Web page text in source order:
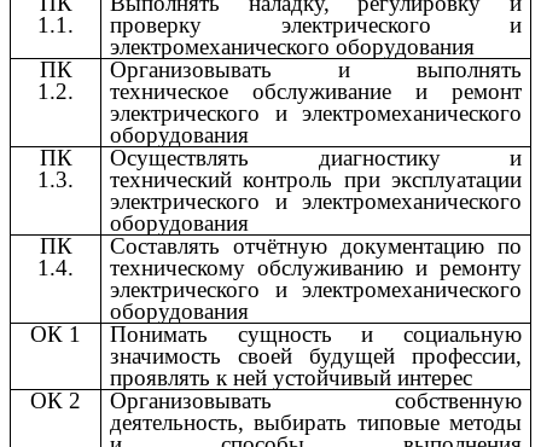
1.1.
проверку электрического и
электромеханического оборудования
ПК
1.2.
Организовывать и выполнять
техническое обслуживание и ремонт
электрического и электромеханического
оборудования
ПК
1.3.
Осуществлять диагностику и
технический контроль при эксплуатации
электрического и электромеханического
оборудования
ПК
1.4.
Составлять отчётную документацию по
техническому обслуживанию и ремонту
электрического и электромеханического
оборудования
ОК 1
Понимать сущность и социальную
значимость своей будущей профессии,
проявлять к ней устойчивый интерес
ОК 2
Организовывать собственную
деятельность, выбирать типовые методы